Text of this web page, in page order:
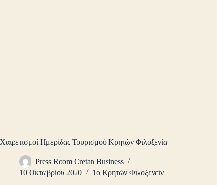
Χαιρετισμοί Ημερίδας Τουρισμού Κρητών Φιλοξενία
Press Room Cretan Business
10 Οκτωβρίου 2020
1ο Κρητών Φιλοξενείν